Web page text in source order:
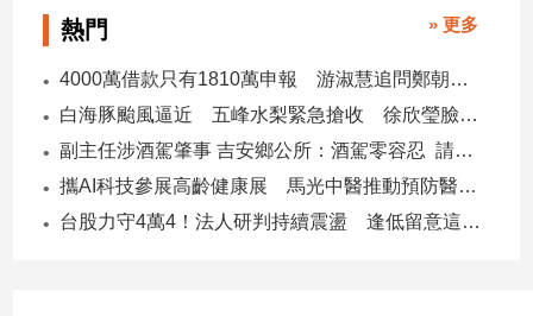
熱門 » 更多
4000萬借款只有1810萬申報 游淑慧追問鄭朝方：2190萬差額去哪了
白海豚颱風逼近 五峰水梨緊急搶收 徐欣瑩臉書急呼「搶救五峰水梨」
副主任涉酒駕肇事 吉安鄉公所：酒駕零容忍 請辭獲准
攜AI科技參展高齡健康展 馬光中醫推動預防醫學迎接長壽新經濟
台股力守4萬4！法人研判持續震盪 逢低留意這些族群